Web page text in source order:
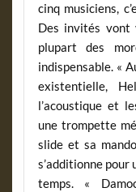
cinq musiciens,
Des invités
plupart des
indispensable. «
existentielle,
l’acoustique et
une trompette
slide et sa
s’additionne pour
temps. «